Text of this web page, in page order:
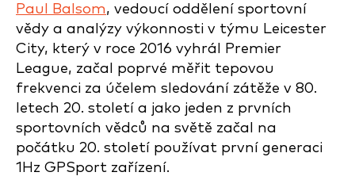
Paul Balsom, vedoucí oddělení sportovní
vědy a analýzy výkonnosti v týmu Leicester
City, který v roce 2016 vyhrál Premier
League, začal poprvé měřit tepovou
frekvenci za účelem sledování zátěže v 80.
letech 20. století a jako jeden z prvních
sportovních vědců na světě začal na
počátku 20. století používat první generaci
1Hz GPSport zařízení.